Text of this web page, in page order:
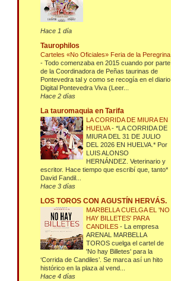
Hace 1 día
Taurophilos
Carteles «No Oficiales» Feria de la Peregrina
-Todo comenzaba en 2015 cuando por parte
de la Coordinadora de Peñas taurinas de
Pontevedra tal y como se recogía en el diario
Digital Pontevedra Viva (Leer...
Hace 2 días
La tauromaquia en Tarifa
LA CORRIDA DE MIURA EN
HUELVA-*LA CORRIDA DE
MIURA DEL 31 DE JULIO
DEL 2026 EN HUELVA.* Por
LUIS ALONSO
HERNÁNDEZ. Veterinario y
escritor. Hace tiempo que escribí que, tanto*
David Fandil...
Hace 3 días
LOS TOROS CON AGUSTÍN HERVÁS.
MARBELLA CUELGA EL 'NO
HAY BILLETES' PARA
CANDILES- La empresa
ARENAL MARBELLA
TOROS cuelga el cartel de
'No hay Billetes' para la
‘Corrida de Candiles’. Se marca así un hito
histórico en la plaza al vend...
Hace 4 días